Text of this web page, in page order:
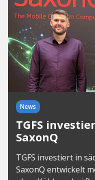
News
TGFS
SaxonQ
TGFS investiert in
SaxonQ entwickelt